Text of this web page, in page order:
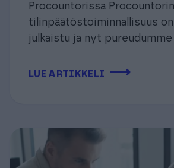
Procountorissa
tilinpäätöstoiminnallisuus
julkaistu ja nyt
LUE ARTIKKELI ⟶